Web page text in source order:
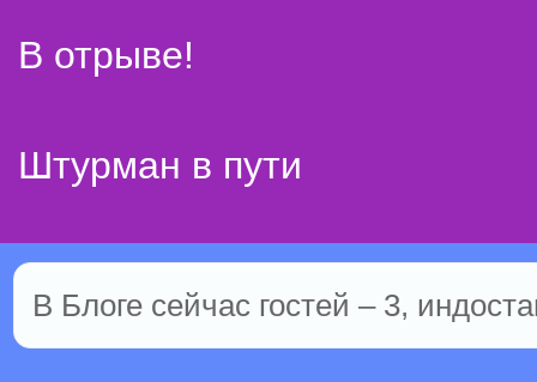
В отрыве!
Штурман в пути
В Блоге сейчас гостей – 3,